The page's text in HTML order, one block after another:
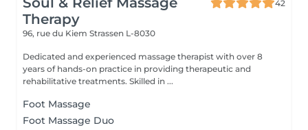
Therapy
42
96, rue du Kiem Strassen L-8030
Dedicated and experienced massage therapist with over 8
years of hands-on practice in providing therapeutic and
rehabilitative treatments. Skilled in ...
Foot Massage
Foot Massage Duo